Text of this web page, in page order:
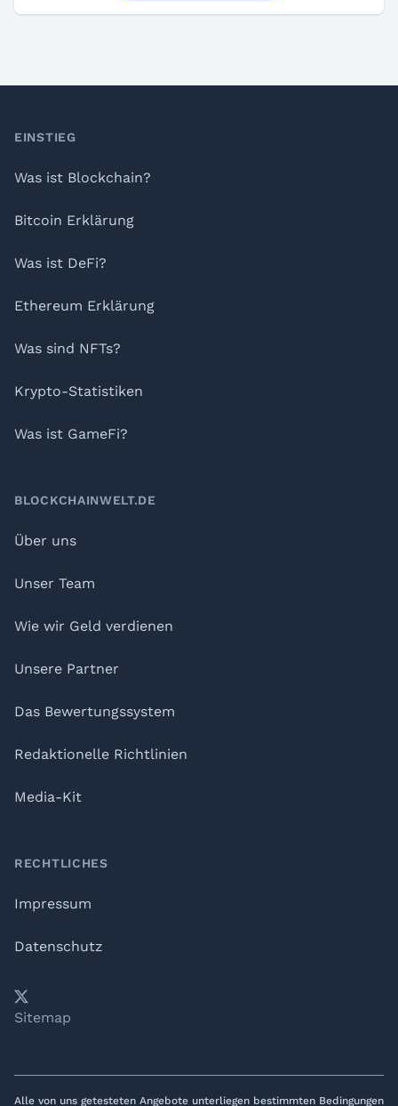
Footer
EINSTIEG
Was ist Blockchain?
Bitcoin Erklärung
Was ist DeFi?
Ethereum Erklärung
Was sind NFTs?
Krypto-Statistiken
Was ist GameFi?
BLOCKCHAINWELT.DE
Über uns
Unser Team
Wie wir Geld verdienen
Unsere Partner
Das Bewertungssystem
Redaktionelle Richtlinien
Media-Kit
RECHTLICHES
Impressum
Datenschutz
YouTube
𝕏LinkedIn
Telegram
Sitemap
Alle von uns getesteten Angebote unterliegen bestimmten Bedingungen